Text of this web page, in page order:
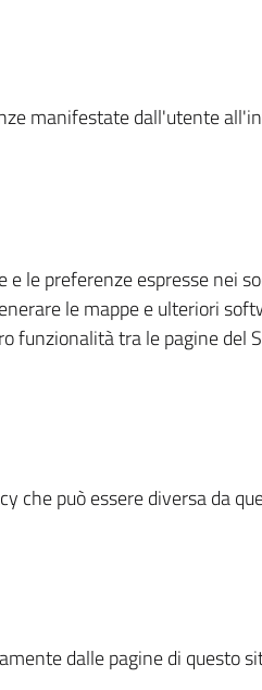
manifestate dall'utente
le preferenze espresse nei
le mappe e ulteriori
funzionalità tra le pagine del
che può essere diversa da
dalle pagine di questo